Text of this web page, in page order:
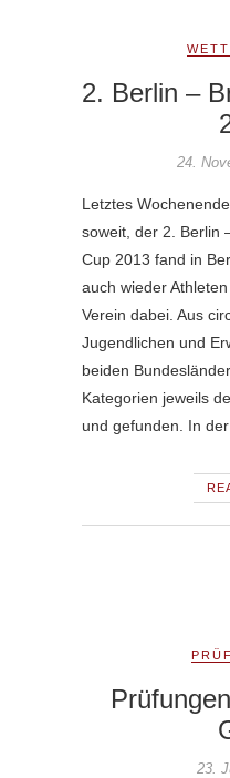
2. Berlin –
24.
Letztes
soweit, der 2. Berlin
Cup 2013 fand in
auch wieder
Verein dabei. Aus
Jugendlichen und
beiden
Kategorien jeweils
und gefunden. In
23.